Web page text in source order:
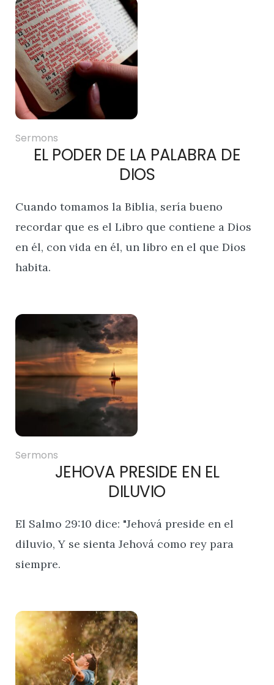
Sermons
EL PODER DE LA PALABRA DE
DIOS
Cuando tomamos la Biblia, sería bueno
recordar que es el Libro que contiene a Dios
en él, con vida en él, un libro en el que Dios
habita.
Sermons
JEHOVA PRESIDE EN EL
DILUVIO
El Salmo 29:10 dice: "Jehová preside en el
diluvio, Y se sienta Jehová como rey para
siempre.